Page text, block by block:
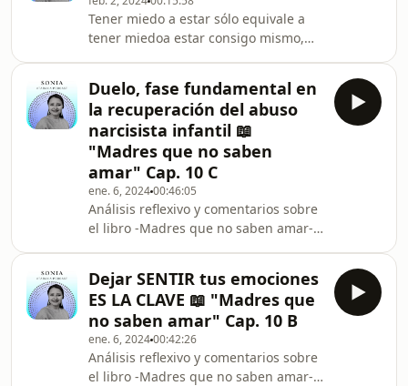
impidiéndo que te concentres en ti,
en tu vida y tu camino. ¿Cómo dejar
de temer al narcisista? ¿Cómo
liberarte de la sombra del miedo?
Liberarte del miedo a esa persona
abusiva, va mucho más allá de eso, es
co
Tener miedo a estar sólo equivale a
tener miedoa estar consigo mismo,
otros algo impensable; pero en algún
momento tarde o temprano la vida
nos pone de cara a la soledad, somos
nosotros los que retrasamos esa
tarea, pero siempre en algún
momento deberemos hacerlo,
usualmente nos toca hacerlo a
regañadientes porque ya no hay más
opción
Duelo, fase fundamental en
la recuperación del abuso
narcisista infantil 📖
"Madres que no saben
amar" Cap. 10 C
ene. 6, 202400:46:05
Análisis reflexivo y comentarios sobre
el libro -Madres que no saben amar-
✅ ⁠⁠⁠⁠⁠Instagram⁠⁠⁠ Sonia_ataraxia ✅ Videos
complementarios sobre el tema:
https://www.youtube.com/watch?
v=e8S-
Dejar SENTIR tus emociones
ES LA CLAVE 📖 "Madres que
no saben amar" Cap. 10 B
ene. 6, 202400:42:26
Análisis reflexivo y comentarios sobre
el libro -Madres que no saben amar-